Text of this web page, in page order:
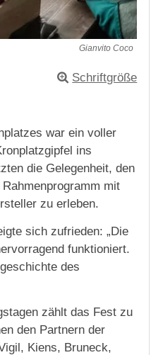
Gianvito Coco
Schriftgröße
war ein voller
ins
die Gelegenheit, den
mit
zu erleben.
sich zufrieden: „Die
funktioniert.
des
zählt das Fest zu
den Partnern der
Kiens, Bruneck,